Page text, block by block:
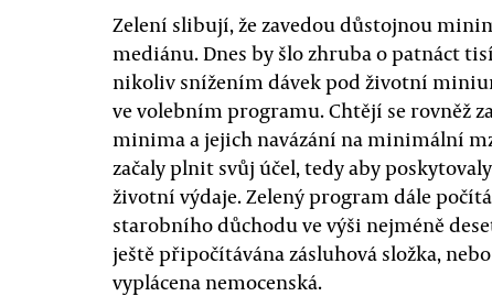
Zelení slibují, že zavedou důstojnou
mediánu. Dnes by šlo zhruba o patnáct
nikoliv snížením dávek pod životní
ve volebním programu. Chtějí se rovněž
minima a jejich navázání na minimální
začaly plnit svůj účel, tedy aby
životní výdaje. Zelený program dále
starobního důchodu ve výši nejméně
ještě připočítávána zásluhová složka,
vyplácena nemocenská.